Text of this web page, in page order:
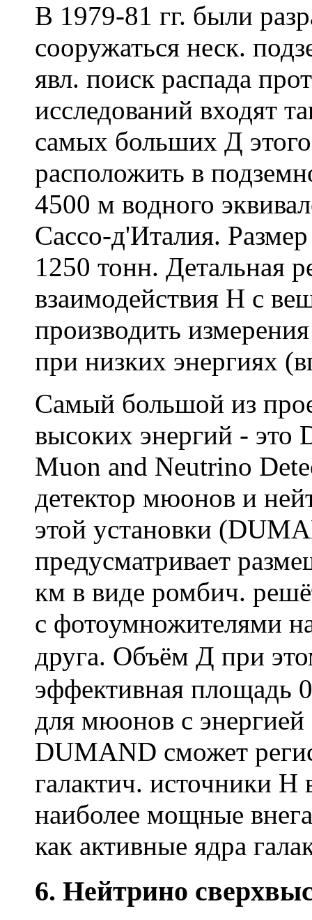
В 1979-81 гг. были
сооружаться неск.
явл. поиск распада
исследований входят
самых больших Д
расположить в
4500 м водного
Сассо-д'Италия.
1250 тонн. Детальная
взаимодействия Н с
производить
при низких энергиях
Самый большой из
высоких энергий -
Muon and Neutrino
детектор мюонов и
этой установки
предусматривает
км в виде ромбич.
с фотоумножителями
друга. Объём Д при
эффективная площадь
для мюонов с
DUMAND сможет
галактич. источники
наиболее мощные
как активные ядра
6. Нейтрино